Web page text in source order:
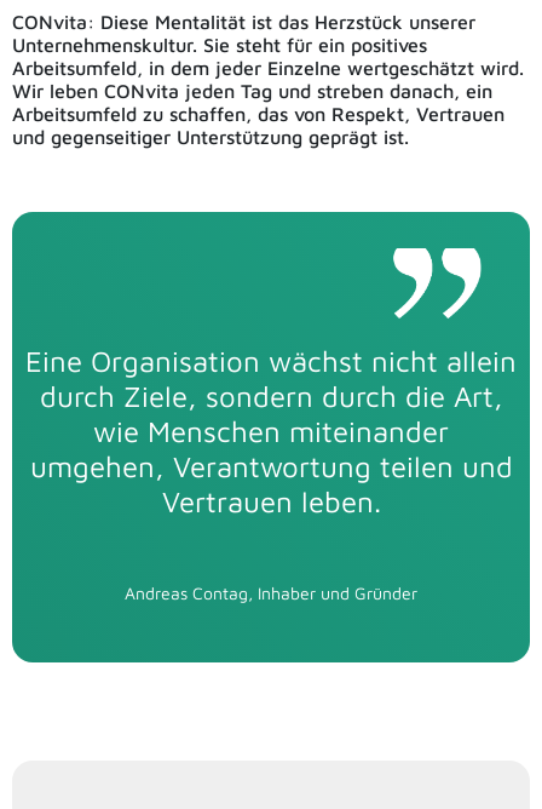
CONvita: Diese Mentalität ist das Herzstück unserer
Unternehmenskultur. Sie steht für ein positives
Arbeitsumfeld, in dem jeder Einzelne wertgeschätzt wird.
Wir leben CONvita jeden Tag und streben danach, ein
Arbeitsumfeld zu schaffen, das von Respekt, Vertrauen
und gegenseitiger Unterstützung geprägt ist.
Eine Organisation wächst nicht allein
durch Ziele, sondern durch die Art,
wie Menschen miteinander
umgehen, Verantwortung teilen und
Vertrauen leben.
Andreas Contag, Inhaber und Gründer